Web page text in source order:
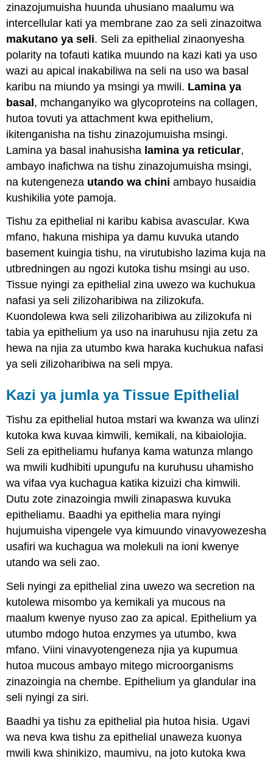
zinazojumuisha huunda uhusiano maalumu wa
intercellular kati ya membrane zao za seli zinazoitwa
makutano ya seli. Seli za epithelial zinaonyesha
polarity na tofauti katika muundo na kazi kati ya uso
wazi auapical inakabiliwa na seli na uso wa basal
karibu na miundo ya msingi ya mwili. Lamina ya
basal, mchanganyiko wa glycoproteins na collagen,
hutoa tovuti ya attachment kwa epithelium,
ikitenganisha na tishu zinazojumuisha msingi.
Lamina ya basal inahusisha lamina ya reticular,
ambayo inafichwa na tishu zinazojumuisha msingi,
na kutengeneza utando wa chini ambayo husaidia
kushikilia yote pamoja.
Tishu za epithelial ni karibu kabisa avascular. Kwa
mfano, hakuna mishipa ya damu kuvuka utando
basement kuingia tishu, na virutubisho lazima kuja na
utbredningen au ngozi kutoka tishu msingi au uso.
Tissue nyingi za epithelial zina uwezo wa kuchukua
nafasi ya seli zilizoharibiwa na zilizokufa.
Kuondolewa kwa seli zilizoharibiwa au zilizokufa ni
tabia ya epithelium ya uso na inaruhusu njia zetu za
hewa na njia za utumbo kwa haraka kuchukua nafasi
ya seli zilizoharibiwa na seli mpya.
Kazi ya jumla ya Tissue Epithelial
Tishu za epithelial hutoa mstari wa kwanza wa ulinzi
kutoka kwa kuvaa kimwili, kemikali, na kibaiolojia.
Seli za epitheliamu hufanya kama watunza mlango
wa mwili kudhibiti upungufu na kuruhusu uhamisho
wa vifaa vya kuchagua katika kizuizi cha kimwili.
Dutu zote zinazoingia mwili zinapaswa kuvuka
epitheliamu. Baadhi ya epithelia mara nyingi
hujumuisha vipengele vya kimuundo vinavyowezesha
usafiri wa kuchagua wa molekuli na ioni kwenye
utando wa seli zao.
Seli nyingi za epithelial zina uwezo wa secretion na
kutolewa misombo ya kemikali ya mucous na
maalum kwenye nyuso zao za apical. Epithelium ya
utumbo mdogo hutoa enzymes ya utumbo, kwa
mfano. Viini vinavyotengeneza njia ya kupumua
hutoa mucous ambayo mitego microorganisms
zinazoingia na chembe. Epithelium ya glandular ina
seli nyingi za siri.
Baadhi ya tishu za epithelial pia hutoa hisia. Ugavi
wa neva kwa tishu za epithelial unaweza kuonya
mwili kwa shinikizo, maumivu, na joto kutoka kwa